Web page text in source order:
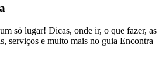
só lugar! Dicas, onde ir, o que fazer, as
serviços e muito mais no guia Encontra